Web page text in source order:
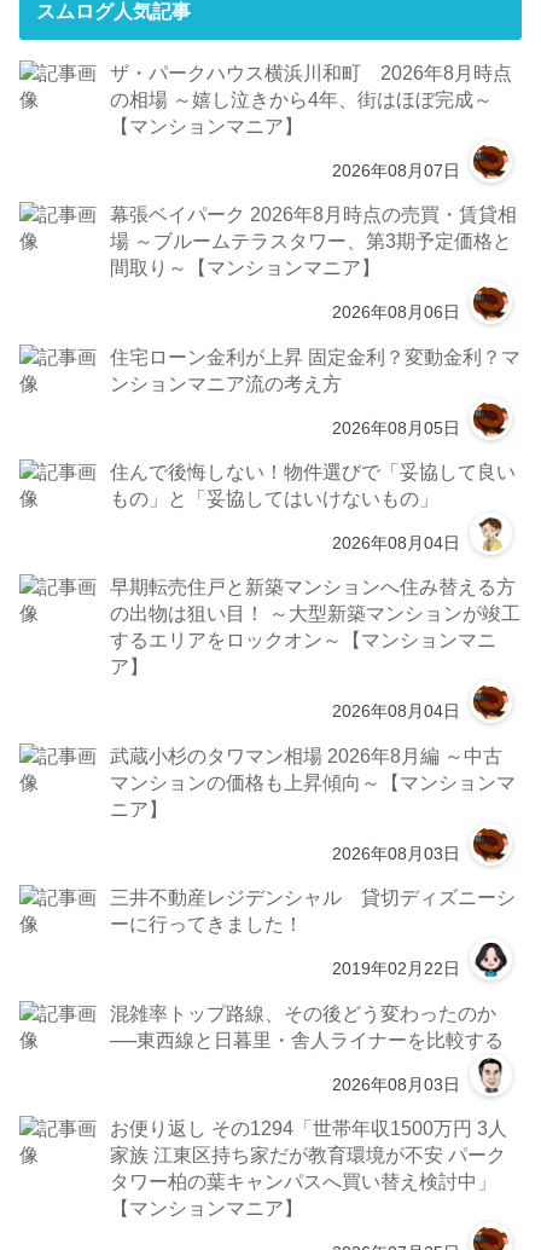
スムログ人気記事
ザ・パークハウス横浜川和町 2026年8月時点
の相場 ～嬉し泣きから4年、街はほぼ完成～
【マンションマニア】
2026年08月07日
幕張ベイパーク 2026年8月時点の売買・賃貸相
場 ～ブルームテラスタワー、第3期予定価格と
間取り～【マンションマニア】
2026年08月06日
住宅ローン金利が上昇 固定金利？変動金利？マ
ンションマニア流の考え方
2026年08月05日
住んで後悔しない！物件選びで「妥協して良い
もの」と「妥協してはいけないもの」
2026年08月04日
早期転売住戸と新築マンションへ住み替える方
の出物は狙い目！ ～大型新築マンションが竣工
するエリアをロックオン～【マンションマニ
ア】
2026年08月04日
武蔵小杉のタワマン相場 2026年8月編 ～中古
マンションの価格も上昇傾向～【マンションマ
ニア】
2026年08月03日
三井不動産レジデンシャル 貸切ディズニーシ
ーに行ってきました！
2019年02月22日
混雑率トップ路線、その後どう変わったのか
──東西線と日暮里・舎人ライナーを比較する
2026年08月03日
お便り返し その1294「世帯年収1500万円 3人
家族 江東区持ち家だが教育環境が不安 パーク
タワー柏の葉キャンパスへ買い替え検討中」
【マンションマニア】